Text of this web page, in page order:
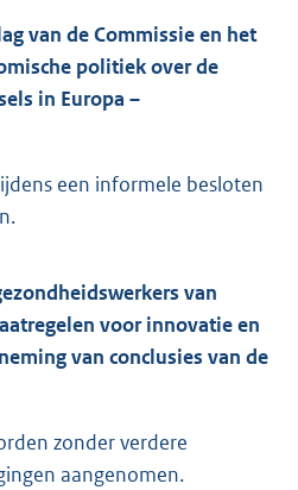
van de Commissie en het
politiek over de
in Europa –
een informele besloten
van
voor innovatie en
van conclusies van de
zonder verdere
aangenomen.